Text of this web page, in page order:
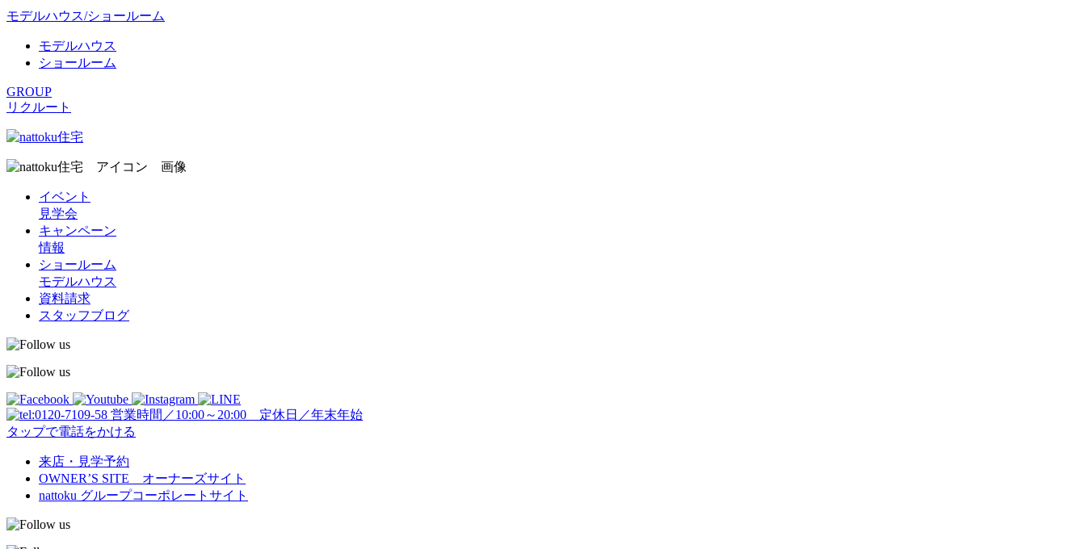
モデルハウス/ショールーム
モデルハウス
ショールーム
GROUP
リクルート
イベント
見学会
キャンペーン
情報
ショールーム
モデルハウス
資料請求
スタッフブログ
営業時間／10:00～20:00 定休日／年末年始
タップで電話をかける
来店・見学予約
OWNER’S SITE オーナーズサイト
nattoku グループコーポレートサイト